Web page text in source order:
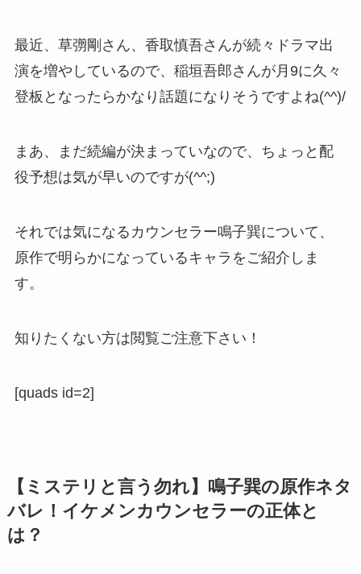
最近、草彅剛さん、香取慎吾さんが続々ドラマ出
演を増やしているので、稲垣吾郎さんが月9に久々
登板となったらかなり話題になりそうですよね(^^)/
まあ、まだ続編が決まっていなので、ちょっと配
役予想は気が早いのですが(^^;)
それでは気になるカウンセラー鳴子巽について、
原作で明らかになっているキャラをご紹介しま
す。
知りたくない方は閲覧ご注意下さい！
[quads id=2]
【ミステリと言う勿れ】鳴子巽の原作ネタ
バレ！イケメンカウンセラーの正体と
は？